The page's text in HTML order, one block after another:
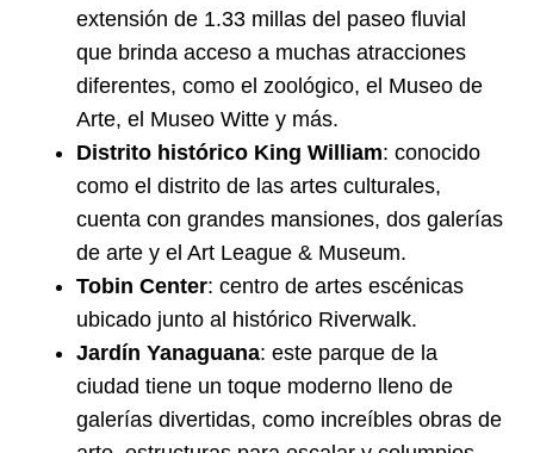
extensión de 1.33 millas del paseo fluvial
que brinda acceso a muchas atracciones
diferentes, como el zoológico, el Museo de
Arte, el Museo Witte y más.
Distrito histórico King William: conocido
como el distrito de las artes culturales,
cuenta con grandes mansiones, dos galerías
de arte y el Art League & Museum.
Tobin Center: centro de artes escénicas
ubicado junto al histórico Riverwalk.
Jardín Yanaguana: este parque de la
ciudad tiene un toque moderno lleno de
galerías divertidas, como increíbles obras de